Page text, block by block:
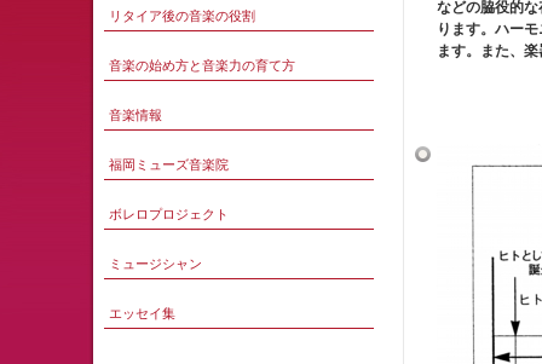
などの脇役的
ります。ハー
ます。また、
リタイア後の音楽の役割
音楽の始め方と音楽力の育て方
音楽情報
福岡ミューズ音楽院
ボレロプロジェクト
ミュージシャン
エッセイ集